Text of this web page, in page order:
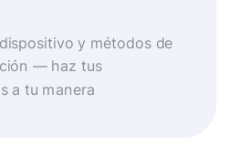
y métodos de
— haz tus
a tu manera